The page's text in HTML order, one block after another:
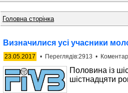
Головна сторінка
Визначилися усі учасники
23.05.2017 • Переглядів:2913 •
Половина із
шістнадцяти